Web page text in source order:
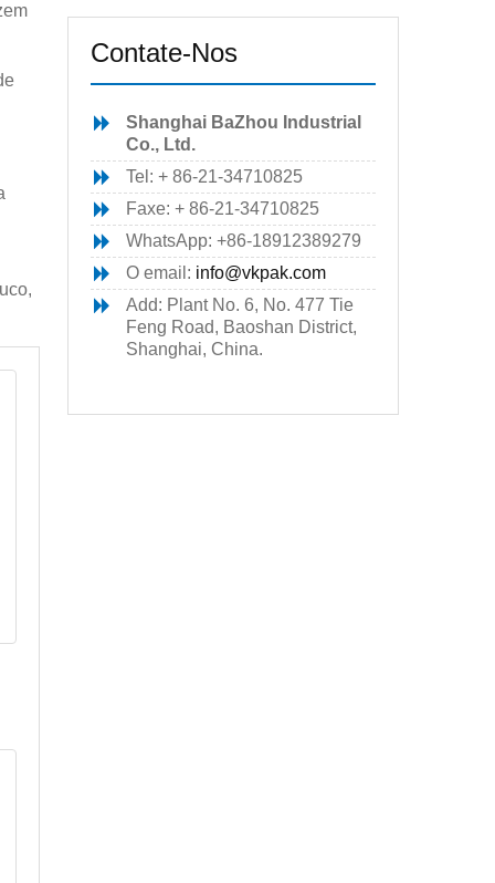
Contate-Nos
Shanghai BaZhou Industrial
Co., Ltd.
Tel: + 86-21-34710825
Faxe: + 86-21-34710825
WhatsApp: +86-18912389279
O email: info@vkpak.com
Add: Plant No. 6, No. 477 Tie
Feng Road, Baoshan District,
Shanghai, China.